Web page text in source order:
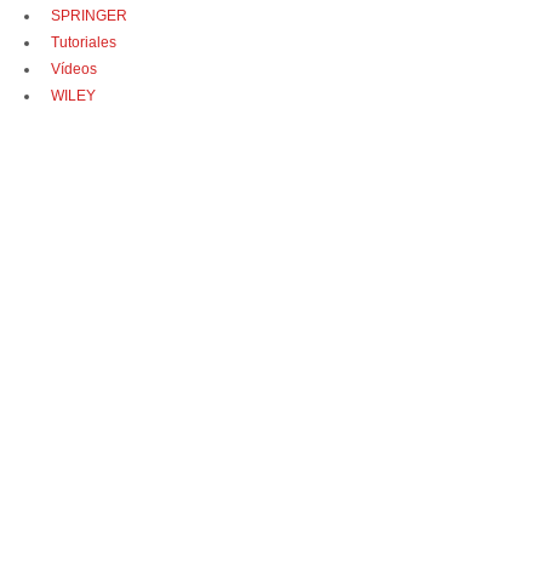
SPRINGER
Tutoriales
Vídeos
WILEY